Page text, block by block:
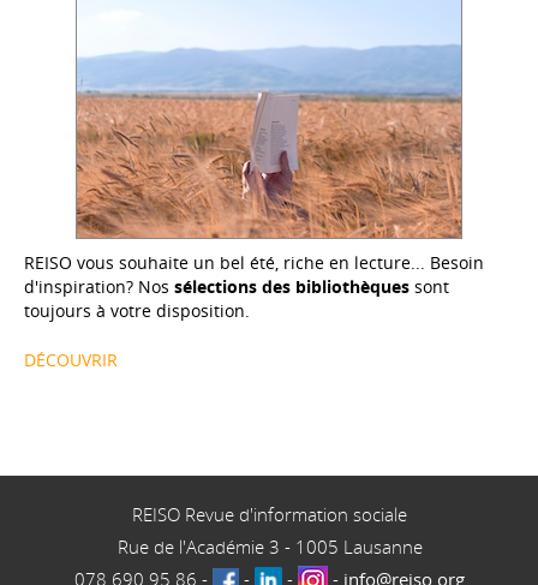
REISO vous souhaite un bel été, riche en lecture... Besoin
d'inspiration? Nos sélections des bibliothèques sont
toujours à votre disposition.
DÉCOUVRIR
REISO Revue d'information sociale
Rue de l'Académie 3 - 1005 Lausanne
078 690 95 86 - - - - info@reiso.org